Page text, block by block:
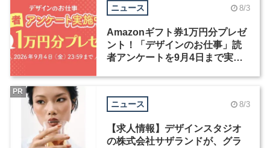
ニュース 8/3
Amazonギフト券1万円分プレゼ
ント！「デザインのお仕事」読
者アンケートを9月4日まで実施
ニュース 8/3
【求人情報】デザインスタジオ
の株式会社サザランドが、グラ
PR